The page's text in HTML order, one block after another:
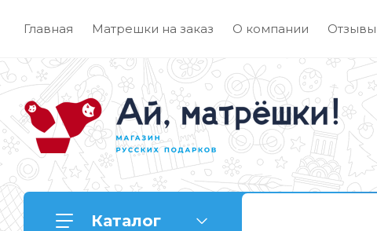
Главная Матрешки на заказ О компании Отзывы
Каталог